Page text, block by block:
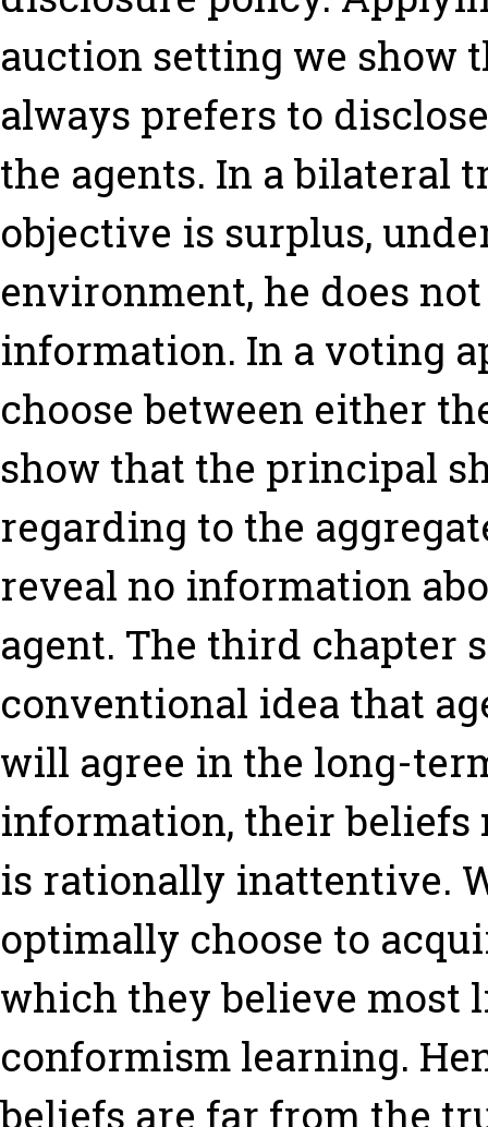
auction setting we show
always prefers to
the agents. In a bilateral
objective is surplus,
environment, he does
information. In a voting
choose between either
show that the principal
regarding to the
reveal no information
agent. The third chapter
conventional idea that
will agree in the long-
information, their beliefs
is rationally inattentive.
optimally choose to
which they believe most
conformism learning.
beliefs are far from the